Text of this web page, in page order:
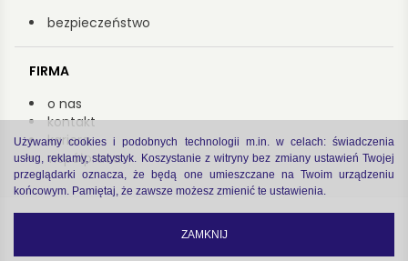
Używamy cookies i podobnych technologii m.in. w celach: świadczenia
usług, reklamy, statystyk. Koszystanie z witryny bez zmiany ustawień Twojej
przeglądarki oznacza, że będą one umieszczane na Twoim urządzeniu
końcowym. Pamiętaj, że zawsze możesz zmienić te ustawienia.
ZAMKNIJ
bezpieczeństwo
FIRMA
o nas
kontakt
kariera
współpraca
polityka prywatności